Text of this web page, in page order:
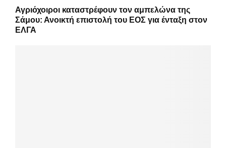
Αγριόχοιροι καταστρέφουν τον αμπελώνα της
Σάμου: Ανοικτή επιστολή του ΕΟΣ για ένταξη στον
ΕΛΓΑ